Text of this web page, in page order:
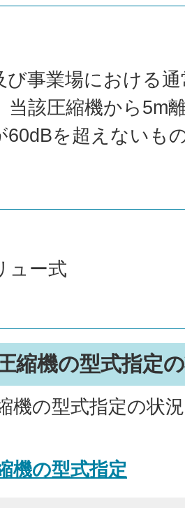
び事業場における
当該圧縮機から5m
60dBを超えないも
ュー式
縮機の型式指定
機の型式指定の状
機の型式指定